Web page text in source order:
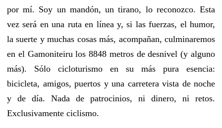
por mí. Soy un mandón, un tirano, lo reconozco. Esta
vez será en una ruta en línea y, si las fuerzas, el humor,
la suerte y muchas cosas más, acompañan, culminaremos
en el Gamoniteiru los 8848 metros de desnivel (y alguno
más). Sólo cicloturismo en su más pura esencia:
bicicleta, amigos, puertos y una carretera vista de noche
y de día. Nada de patrocinios, ni dinero, ni retos.
Exclusivamente ciclismo.